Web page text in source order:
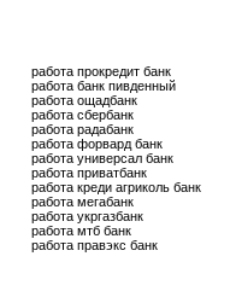
работа прокредит банк
работа банк пивденный
работа ощадбанк
работа сбербанк
работа радабанк
работа форвард банк
работа универсал банк
работа приватбанк
работа креди агриколь банк
работа мегабанк
работа укргазбанк
работа мтб банк
работа правэкс банк